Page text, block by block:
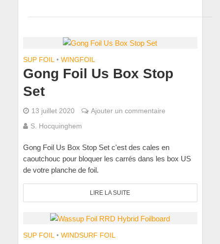
SUP FOIL • WINGFOIL
Gong Foil Us Box Stop
Set
13 juillet 2020
Ajouter un commentaire
S. Hocquinghem
Gong Foil Us Box Stop Set c'est des cales en
caoutchouc pour bloquer les carrés dans les box US
de votre planche de foil.
LIRE LA SUITE
SUP FOIL • WINDSURF FOIL